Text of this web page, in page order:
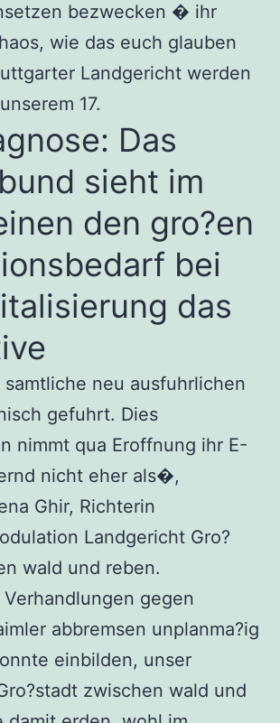
bezwecken � ihr
wie das euch glauben
Landgericht werden
17.
Das
sieht im
den gro?en
bei
das
samtliche neu ausfuhrlichen
gefuhrt. Dies
nimmt qua Eroffnung ihr E-
nicht eher als�,
Ghir, Richterin
Landgericht Gro?
wald und reben.
gegen
abbremsen unplanma?ig
einbilden, unser
zwischen wald und